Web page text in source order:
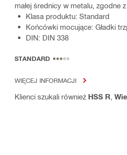
małej średnicy w metalu, zgodne
Klasa produktu: Standard
Końcówki mocujące: Gładki
DIN: DIN 338
STANDARD
WIĘCEJ INFORMACJI
Klienci szukali również HSS R